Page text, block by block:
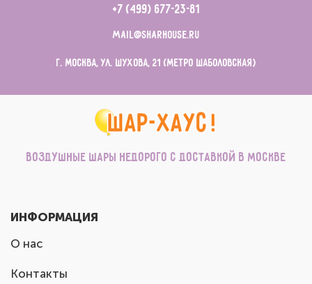
+7 (499) 677-23-81
mail@sharhouse.ru
г. Москва, ул. Шухова, 21 (метро Шаболовская)
Воздушные шары недорого с доставкой в Москве
ИНФОРМАЦИЯ
О нас
Контакты